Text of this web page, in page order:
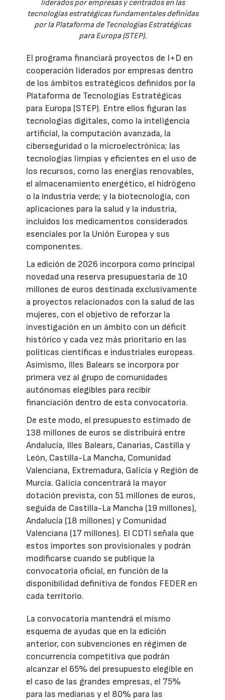
liderados por empresas y centrados en las
tecnologías estratégicas fundamentales definidas
por la Plataforma de Tecnologías Estratégicas
para Europa (STEP).
El programa financiará proyectos de I+D en
cooperación liderados por empresas dentro
de los ámbitos estratégicos definidos por la
Plataforma de Tecnologías Estratégicas
para Europa (STEP). Entre ellos figuran las
tecnologías digitales, como la inteligencia
artificial, la computación avanzada, la
ciberseguridad o la microelectrónica; las
tecnologías limpias y eficientes en el uso de
los recursos, como las energías renovables,
el almacenamiento energético, el hidrógeno
o la industria verde; y la biotecnología, con
aplicaciones para la salud y la industria,
incluidos los medicamentos considerados
esenciales por la Unión Europea y sus
componentes.
La edición de 2026 incorpora como principal
novedad una reserva presupuestaria de 10
millones de euros destinada exclusivamente
a proyectos relacionados con la salud de las
mujeres, con el objetivo de reforzar la
investigación en un ámbito con un déficit
histórico y cada vez más prioritario en las
políticas científicas e industriales europeas.
Asimismo, Illes Balears se incorpora por
primera vez al grupo de comunidades
autónomas elegibles para recibir
financiación dentro de esta convocatoria.
De este modo, el presupuesto estimado de
138 millones de euros se distribuirá entre
Andalucía, Illes Balears, Canarias, Castilla y
León, Castilla-La Mancha, Comunidad
Valenciana, Extremadura, Galicia y Región de
Murcia. Galicia concentrará la mayor
dotación prevista, con 51 millones de euros,
seguida de Castilla-La Mancha (19 millones),
Andalucía (18 millones) y Comunidad
Valenciana (17 millones). El CDTI señala que
estos importes son provisionales y podrán
modificarse cuando se publique la
convocatoria oficial, en función de la
disponibilidad definitiva de fondos FEDER en
cada territorio.
La convocatoria mantendrá el mismo
esquema de ayudas que en la edición
anterior, con subvenciones en régimen de
concurrencia competitiva que podrán
alcanzar el 65% del presupuesto elegible en
el caso de las grandes empresas, el 75%
para las medianas y el 80% para las